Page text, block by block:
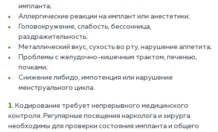
импланта;
Аллергические реакции на имплант или анестетики;
Головокружение, слабость, бессонница,
раздражительность;
Металлический вкус, сухость во рту, нарушение аппетита;
Проблемы с желудочно-кишечным трактом, печенью,
почками;
Снижение либидо, импотенция или нарушение
менструального цикла.
Кодирование требует непрерывного медицинского
контроля. Регулярные посещения нарколога и хирурга
необходимы для проверки состояния импланта и общего